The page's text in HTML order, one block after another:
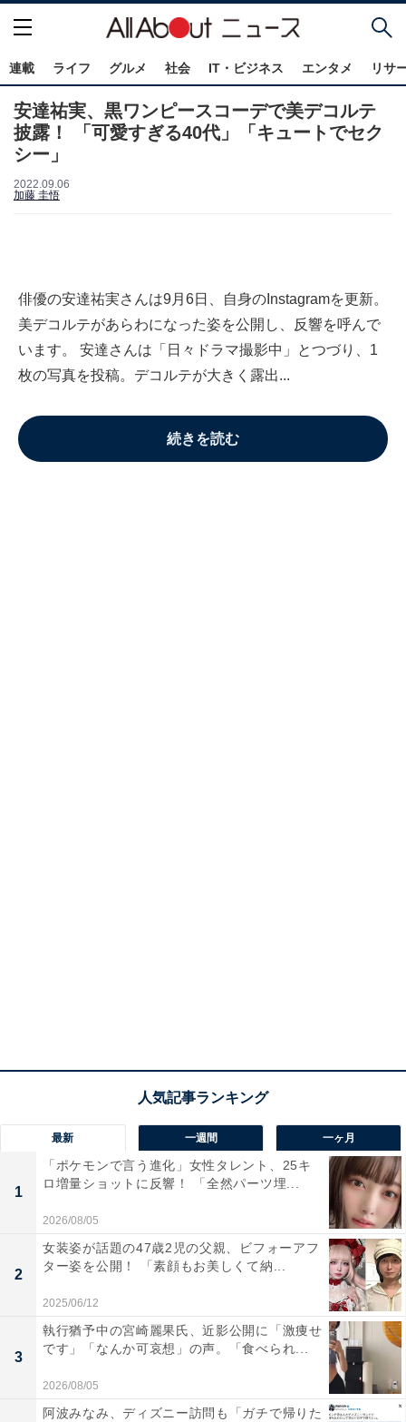
連載 ライフ グルメ 社会 IT・ビジネス エンタメ リサ
安達祐実、黒ワンピースコーデで美デコルテ
披露！ 「可愛すぎる40代」「キュートでセク
シー」
2022.09.06
加藤 圭悟
俳優の安達祐実さんは9月6日、自身のInstagramを更新。
美デコルテがあらわになった姿を公開し、反響を呼んで
います。 安達さんは「日々ドラマ撮影中」とつづり、1
枚の写真を投稿。デコルテが大きく露出...
続きを読む
最新 一週間 一ヶ月
1
「ポケモンで言う進化」女性タレント、25キ
ロ増量ショットに反響！ 「全然パーツ埋...
2026/08/05
2
女装姿が話題の47歳2児の父親、ビフォーアフ
ター姿を公開！ 「素顔もお美しくて納...
2025/06/12
3
執行猶予中の宮崎麗果氏、近影公開に「激痩せ
です」「なんか可哀想」の声。「食べられ...
2026/08/05
阿波みなみ、ディズニー訪問も「ガチで帰りた